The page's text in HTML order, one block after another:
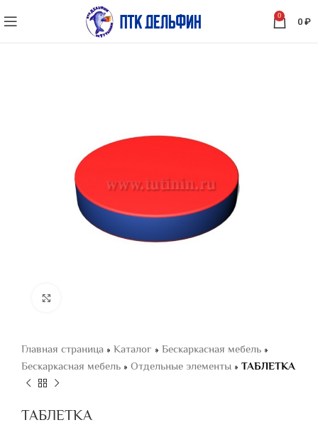
0
0 ₽
Главная страница » Каталог » Бескаркасная мебель »
Бескаркасная мебель » Отдельные элементы » ТАБЛЕТКА
ТАБЛЕТКА